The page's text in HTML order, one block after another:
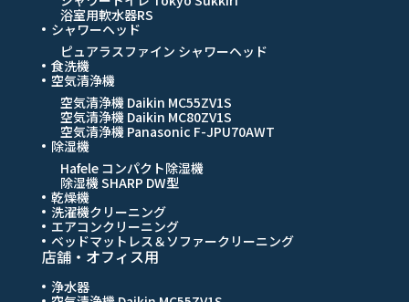
浴室用軟水器RS
シャワーヘッド
ピュアラスファイン シャワーヘッド
食洗機
空気清浄機
空気清浄機 Daikin MC55ZV1S
空気清浄機 Daikin MC80ZV1S
空気清浄機 Panasonic F-JPU70AWT
除湿機
Hafele コンパクト除湿機
除湿機 SHARP DW型
乾燥機
洗濯機クリーニング
エアコンクリーニング
ベッドマットレス＆ソファークリーニング
店舗・オフィス用
浄水器